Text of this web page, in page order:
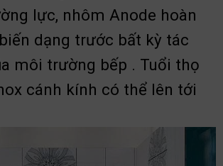
lực, nhôm Anode hoàn
dạng trước bất kỳ tác
môi trường bếp . Tuổi thọ
cánh kính có thể lên tới